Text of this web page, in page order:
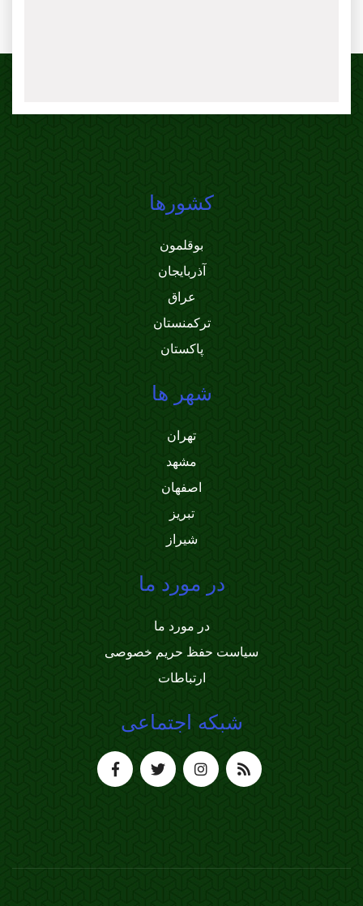
کشورها
بوقلمون
آذربایجان
عراق
ترکمنستان
پاکستان
شهر ها
تهران
مشهد
اصفهان
تبریز
شیراز
در مورد ما
در مورد ما
سیاست حفظ حریم خصوصی
ارتباطات
شبکه اجتماعی